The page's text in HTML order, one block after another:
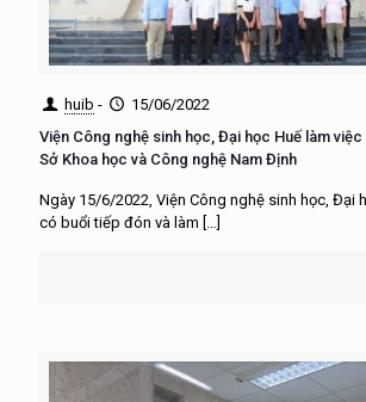
huib -
15/06/2022
Viện Công nghệ sinh học, Đại học Huế làm
Sở Khoa học và Công nghệ Nam Định
Ngày 15/6/2022, Viện Công nghệ sinh học, Đại
có buổi tiếp đón và làm […]